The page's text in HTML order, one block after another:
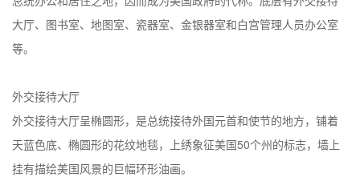
大厅、图书室、地图室、瓷器室、金银器室和白宫管理人员办公室
等。
外交接待大厅
外交接待大厅呈椭圆形，是总统接待外国元首和使节的地方，铺着
天蓝色底、椭圆形的花纹地毯，上绣象征美国50个州的标志，墙上
挂有描绘美国风景的巨幅环形油画。